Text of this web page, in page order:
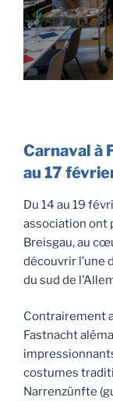
Carnaval à
au 17
Du 14 au 19
association ont
Breisgau, au
découvrir l’une
du sud de
Contrairement
Fastnacht
costumes
Narrenzünfte